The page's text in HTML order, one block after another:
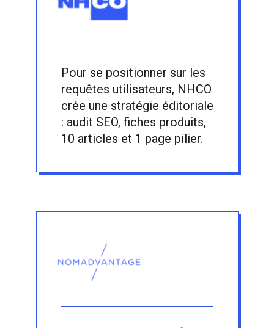
Pour se positionner sur les
requêtes utilisateurs, NHCO
crée une stratégie éditoriale
: audit SEO, fiches produits,
10 articles et 1 page pilier.